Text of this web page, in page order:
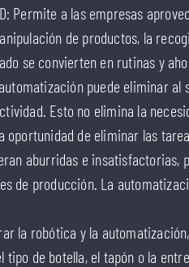
Permite a las empresas
de productos, la
se convierten en rutinas y
automatización puede eliminar
Esto no elimina la
oportunidad de eliminar las
aburridas e insatisfactorias,
de producción. La
la robótica y la
de botella, el tapón o la